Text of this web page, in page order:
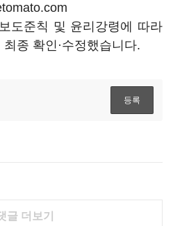
도준칙 및 윤리강령에 따라
종 확인·수정했습니다.
글 더보기